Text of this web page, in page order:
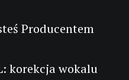
Producentem
korekcja wokalu